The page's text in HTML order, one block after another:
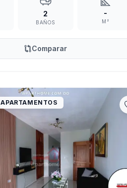
2
BAÑOS
-
M²
Comparar
APARTAMENTOS